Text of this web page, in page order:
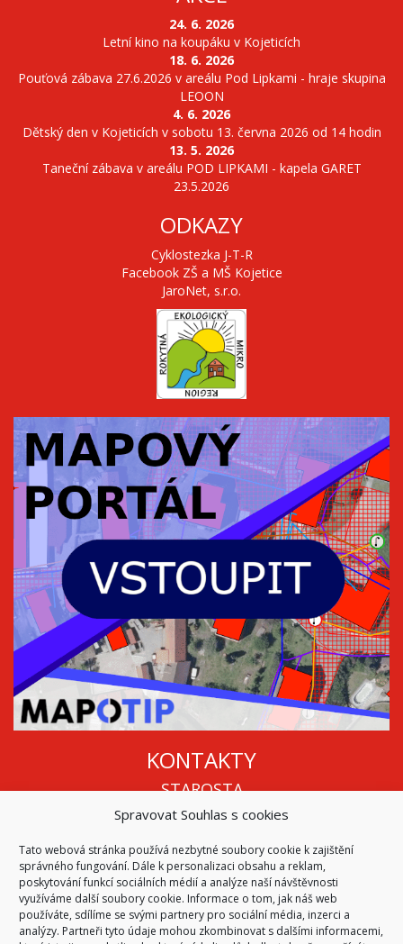
Spravovat Souhlas s cookies
Tato webová stránka používá nezbytné soubory cookie k zajištění
správného fungování. Dále k personalizaci obsahu a reklam,
poskytování funkcí sociálních médií a analýze naší návštěvnosti
využíváme další soubory cookie. Informace o tom, jak náš web
používáte, sdílíme se svými partnery pro sociální média, inzerci a
analýzy. Partneři tyto údaje mohou zkombinovat s dalšími informacemi,
24. 6. 2026
Letní kino na koupáku v Kojeticích
18. 6. 2026
Pouťová zábava 27.6.2026 v areálu Pod Lipkami - hraje skupina
LEOON
4. 6. 2026
Dětský den v Kojeticích v sobotu 13. června 2026 od 14 hodin
13. 5. 2026
Taneční zábava v areálu POD LIPKAMI - kapela GARET
23.5.2026
ODKAZY
Cyklostezka J-T-R
Facebook ZŠ a MŠ Kojetice
JaroNet, s.r.o.
KONTAKTY
STAROSTA
Mgr. Roman Vala
info@oukojetice.cz
ÚŘEDNÍ HODINY
Po, St: 15:30 - 16:30
Všechny kontakty | Kde nás najdete